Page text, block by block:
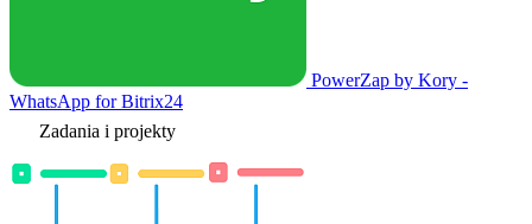
PowerZap by Kory -
WhatsApp for Bitrix24
Zadania i projekty